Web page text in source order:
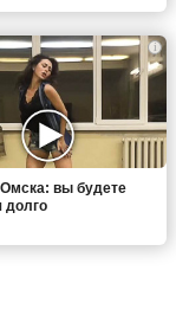
i
Омска: вы будете
долго